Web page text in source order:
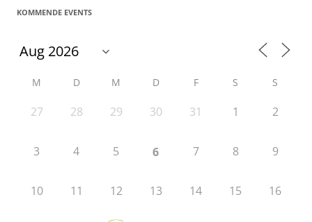
KOMMENDE EVENTS
M D M D F S S
27 28 29 30 31 1 2
3 4 5 6 7 8 9
10 11 12 13 14 15 16